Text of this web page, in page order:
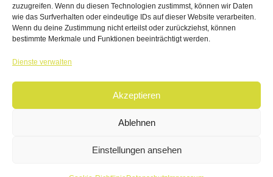
zuzugreifen. Wenn du diesen Technologien zustimmst, können wir Daten
wie das Surfverhalten oder eindeutige IDs auf dieser Website verarbeiten.
Wenn du deine Zustimmung nicht erteilst oder zurückziehst, können
bestimmte Merkmale und Funktionen beeinträchtigt werden.
Dienste verwalten
Akzeptieren
Ablehnen
Einstellungen ansehen
© 2026 | TANZWERK
DATENSCHUTZ